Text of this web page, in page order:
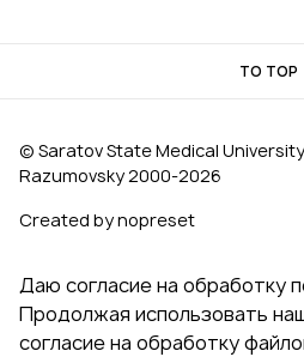
TO TOP
© Saratov State Medical
Razumovsky 2000‑2026
Created by nopreset
Даю согласие на обработку
Продолжая использовать
согласие на обработку